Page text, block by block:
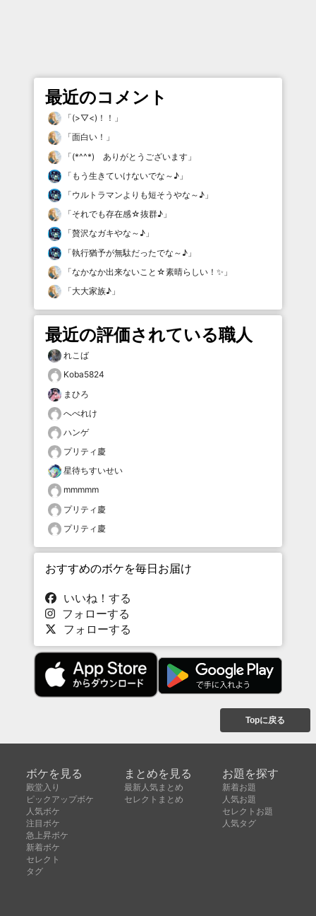
最近のコメント
「(>▽<)！！ 」
「面白い！ 」
「(*^^*) ありがとうございます 」
「 もう生きていけないでな～♪ 」
「ウルトラマンよりも短そうやな～♪ 」
「それでも存在感☆抜群♪ 」
「贅沢なガキやな～♪ 」
「執行猶予が無駄だったでな～♪ 」
「なかなか出来ないこと☆素晴らしい！✨ 」
「大大家族♪ 」
最近の評価されている職人
れこば
Koba5824
まひろ
へべれけ
ハンゲ
プリティ慶
星待ちすいせい
mmmmm
プリティ慶
プリティ慶
おすすめのボケを毎日お届け
いいね！する
フォローする
フォローする
Topに戻る
ボケを見る
殿堂入り
ピックアップボケ
人気ボケ
注目ボケ
急上昇ボケ
新着ボケ
セレクト
タグ
まとめを見る
最新人気まとめ
セレクトまとめ
お題を探す
新着お題
人気お題
セレクトお題
人気タグ